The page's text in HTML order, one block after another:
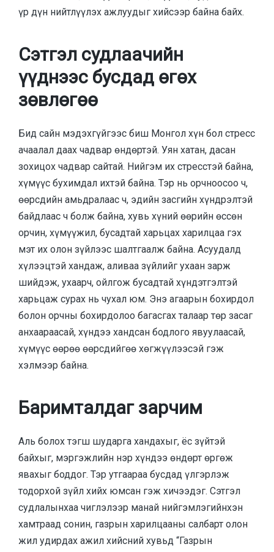
үр дүн нийтлүүлэх ажлуудыг хийсээр байна байх.
Сэтгэл судлаачийн
үүднээс бусдад өгөх
зөвлөгөө
Бид сайн мэдэхгүйгээс биш Монгол хүн бол стресс
ачаалал даах чадвар өндөртэй. Уян хатан, дасан
зохицох чадвар сайтай. Нийгэм их стресстэй байна,
хүмүүс бухимдал ихтэй байна. Тэр нь орчноосоо ч,
өөрсдийн амьдралаас ч, эдийн засгийн хүндрэлтэй
байдлаас ч болж байна, хувь хүний өөрийн өссөн
орчин, хүмүүжил, бусадтай харьцах харилцаа гэх
мэт их олон зүйлээс шалтгаалж байна. Асуудалд
хүлээцтэй хандаж, аливаа зүйлийг ухаан зарж
шийдэж, ухаарч, ойлгож бусадтай хүндэтгэлтэй
харьцаж сурах нь чухал юм. Энэ агаарын бохирдол
болон орчны бохирдолоо багасгах талаар төр засаг
анхаараасай, хүндээ хандсан бодлого явуулаасай,
хүмүүс өөрөө өөрсдийгөө хөгжүүлээсэй гэж
хэлмээр байна.
Баримталдаг зарчим
Аль болох тэгш шударга хандахыг, ёс зүйтэй
байхыг, мэргэжлийн нэр хүндээ өндөрт өргөж
явахыг боддог. Тэр утгаараа бусдад үлгэрлэж
тодорхой зүйл хийх юмсан гэж хичээдэг. Сэтгэл
судлалынхаа чиглэлээр манай нийгэмлэгийнхэн
хамтраад сонин, газрын харилцааны салбарт олон
жил удирдах ажил хийсний хувьд “Газрын